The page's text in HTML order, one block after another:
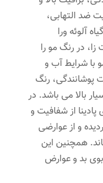
ضد التهابی،
آلوئه ورا
در رنگ مو را
شرایط آب و
پوشانندگی، رنگ
بالا می باشد. در
از شفافیت و
و از عوارضی
همچنین این
بد و عوارض